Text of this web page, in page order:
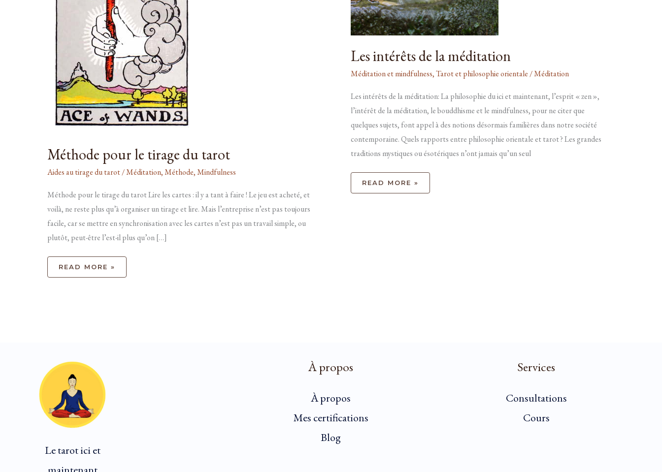
Méthode pour le tirage du tarot
Aides au tirage du tarot/Méditation,Méthode,Mindfulness
Méthode pour le tirage du tarot Lire les cartes : il y a tant à faire ! Le jeu est acheté, et
voilà, ne reste plus qu’à organiser un tirage et lire. Mais l’entreprise n’est pas toujours
facile, car se mettre en synchronisation avec les cartes n’est pas un travail simple, ou
plutôt, peut-être l’est-il plus qu’on […]
READ MORE »
Les intérêts de la méditation
Méditation et mindfulness,Tarot et philosophie orientale/Méditation
Les intérêts de la méditation: La philosophie du ici et maintenant, l’esprit « zen »,
l’intérêt de la méditation, le bouddhisme et le mindfulness, pour ne citer que
quelques sujets, font appel à des notions désormais familières dans notre société
contemporaine. Quels rapports entre philosophie orientale et tarot ? Les grandes
traditions mystiques ou ésotériques n’ont jamais qu’un seul
READ MORE »
Le tarot ici et
À propos
À propos
Mes certifications
Blog
Services
Consultations
Cours